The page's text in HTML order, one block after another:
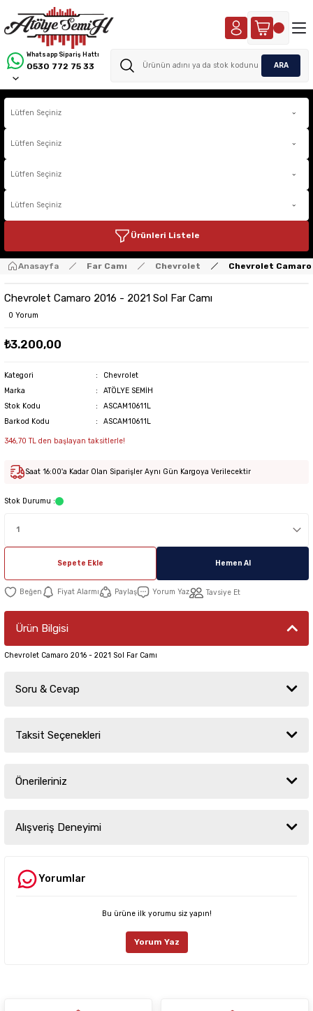
Whatsapp Sipariş Hattı
0530 772 75 33 ARA
Ürünleri Listele
Anasayfa Far Camı Chevrolet Chevrolet Camaro
Chevrolet Camaro 2016 - 2021 Sol Far Camı
0 Yorum
₺3.200,00
Kategori
Chevrolet
Marka
ATÖLYE SEMİH
Stok Kodu
ASCAM10611L
Barkod Kodu
ASCAM10611L
346,70 TL den başlayan taksitlerle!
Saat 16:00'a Kadar Olan Siparişler Aynı Gün Kargoya Verilecektir
Stok Durumu :
Sepete Ekle Hemen Al
Fiyat Alarmı Paylaş Yorum Yaz Tavsiye Et
Ürün Bilgisi
Chevrolet Camaro 2016 - 2021 Sol Far Camı
Soru & Cevap
Ürün hakkında henüz soru sorulmamış.
Taksit Seçenekleri
Önerileriniz
yetersiz gördüğünüz noktaları öneri formunu kullanarak tarafımıza
iletebilirsiniz.
Ürün resmi kalitesiz, bozuk veya görüntülenemiyor.
Ürün fiyatı diğer sitelerden daha pahalı.
Alışveriş Deneyimi
Deneyimini Paylaş
Yorumlar
Bu ürüne ilk yorumu siz yapın!
Yorum Yaz